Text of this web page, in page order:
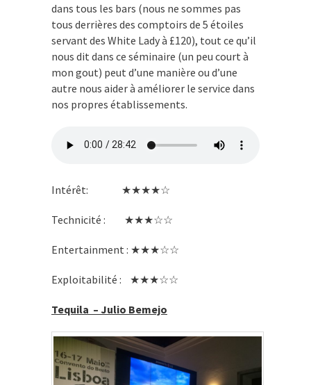
dans tous les bars (nous ne sommes pas
tous derrières des comptoirs de 5 étoiles
servant des White Lady à £120), tout ce qu’il
nous dit dans ce séminaire (un peu court à
mon gout) peut d’une manière ou d’une
autre nous aider à améliorer le service dans
nos propres établissements.
Intérêt: ★★★★☆
Technicité : ★★★☆☆
Entertainment : ★★★☆☆
Exploitabilité : ★★★☆☆
Tequila – Julio Bemejo